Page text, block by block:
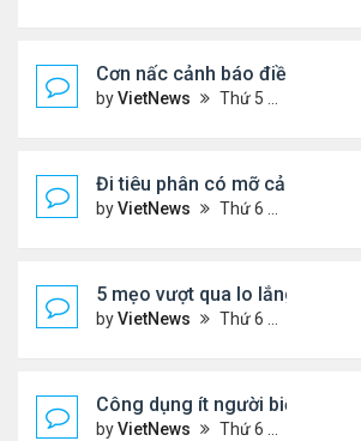
Cơn nấc cảnh báo điều gì về
byVietNews Thứ 5 Tháng 8 04, 2022 3:12 pm
Đi tiêu phân có mỡ cảnh báo
byVietNews Thứ 6 Tháng 7 29, 2022 5:15 pm
5 mẹo vượt qua lo lắng trong
byVietNews Thứ 6 Tháng 7 29, 2022 5:12 pm
Công dụng ít người biết của
byVietNews Thứ 6 Tháng 7 29, 2022 1:42 pm